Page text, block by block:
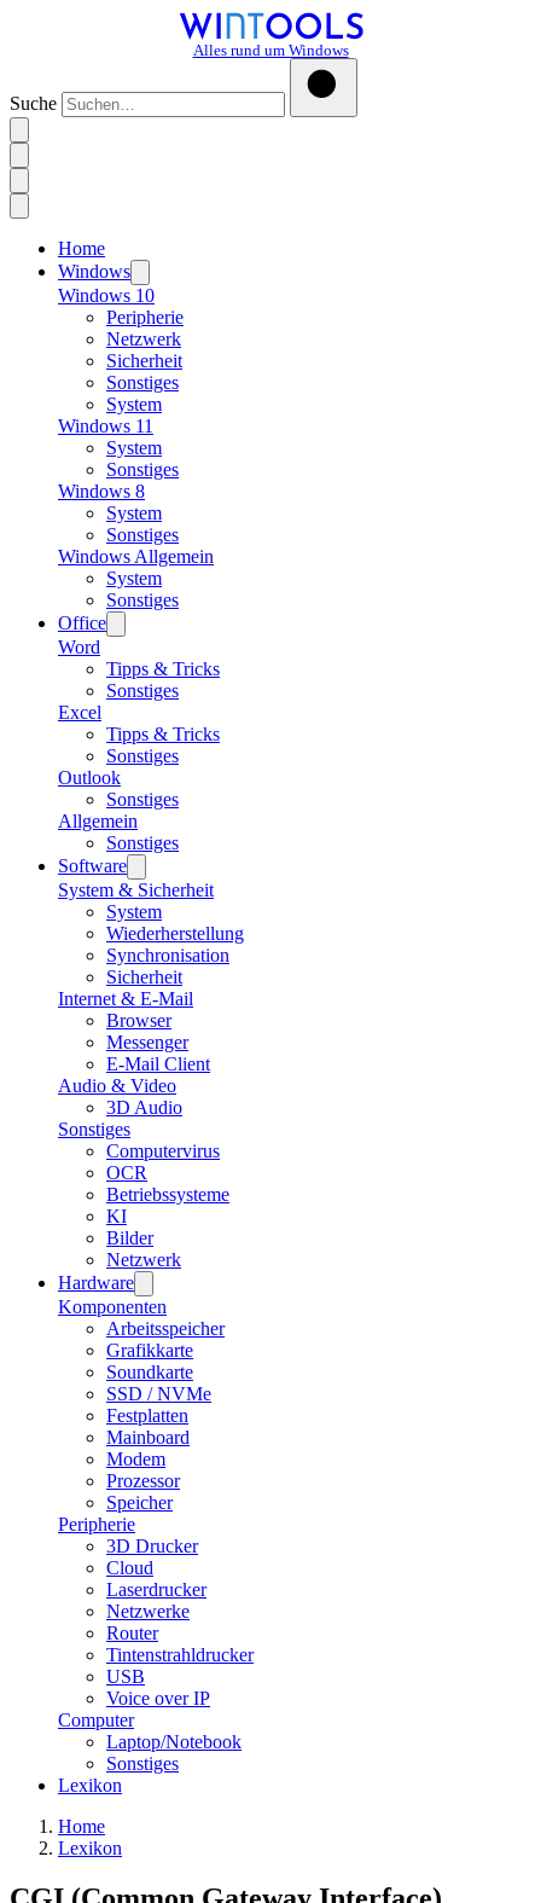
Alles rund um Windows
Suche
Home
Windows
Windows 10
Peripherie
Netzwerk
Sicherheit
Sonstiges
System
Windows 11
System
Sonstiges
Windows 8
System
Sonstiges
Windows Allgemein
System
Sonstiges
Office
Word
Tipps & Tricks
Sonstiges
Excel
Tipps & Tricks
Sonstiges
Outlook
Sonstiges
Allgemein
Sonstiges
Software
System & Sicherheit
System
Wiederherstellung
Synchronisation
Sicherheit
Internet & E-Mail
Browser
Messenger
E-Mail Client
Audio & Video
3D Audio
Sonstiges
Computervirus
OCR
Betriebssysteme
KI
Bilder
Netzwerk
Hardware
Komponenten
Arbeitsspeicher
Grafikkarte
Soundkarte
SSD / NVMe
Festplatten
Mainboard
Modem
Prozessor
Speicher
Peripherie
3D Drucker
Cloud
Laserdrucker
Netzwerke
Router
Tintenstrahldrucker
USB
Voice over IP
Computer
Laptop/Notebook
Sonstiges
Lexikon
Home
Lexikon